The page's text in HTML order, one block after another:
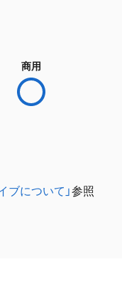
商用
ブについて」参照